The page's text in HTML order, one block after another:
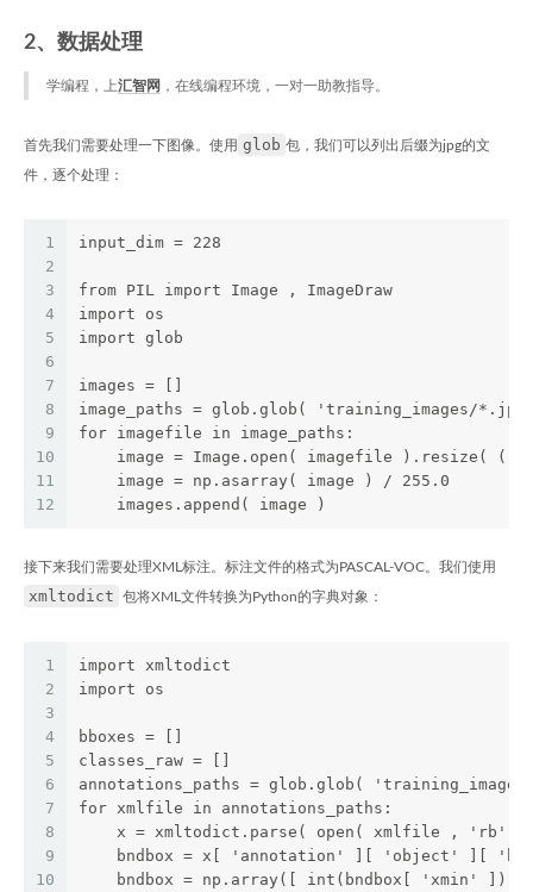
2、数据处理
学编程，上汇智网 ，在线编程环境，一对一助教指导。
首先我们需要处理一下图像。使用 glob 包，我们可以列出后缀为jpg的文
件，逐个处理：
1
2
3
4
5
6
7
8
9
10
11
12
input_dim = 228
from PIL import Image , ImageDraw
import os
import glob
images = []
image_paths = glob.glob( 'training_images/
for imagefile in image_paths:
image = Image.open( imagefile ).resize( (
    image = np.asarray( image ) / 255.0
    images.append( image )
接下来我们需要处理XML标注。标注文件的格式为PASCAL-VOC。我们使用
xmltodict 包将XML文件转换为Python的字典对象：
1
2
3
4
5
6
7
8
9
10
import xmltodict
import os
bboxes = []
classes_raw = []
annotations_paths = glob.glob(
for xmlfile in annotations_paths:
x = xmltodict.parse( open( xmlfile , 'rb' )
bndbox = x[ 'annotation' ][ 'object' ][
bndbox = np.array([ int(bndbox[ 'xmin' ])